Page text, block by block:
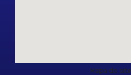
Mapa do site